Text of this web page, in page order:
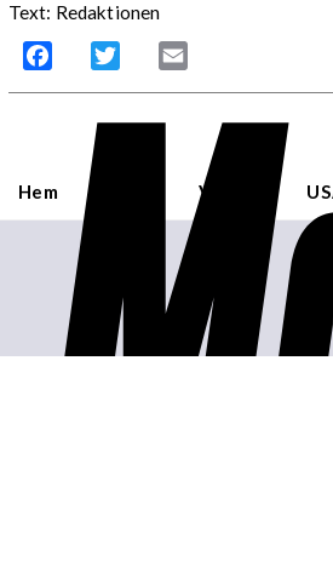
Text: Redaktionen
Facebook Twitter
Hem Världen